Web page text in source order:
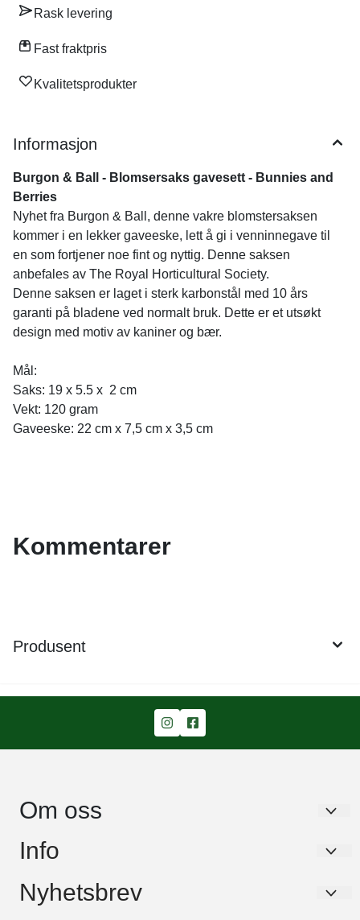
Rask levering
Fast fraktpris
Kvalitetsprodukter
Informasjon
Burgon & Ball - Blomsersaks gavesett - Bunnies and
Berries
Nyhet fra Burgon & Ball, denne vakre blomstersaksen
kommer i en lekker gaveeske, lett å gi i venninnegave til
en som fortjener noe fint og nyttig. Denne saksen
anbefales av The Royal Horticultural Society.
Denne saksen er laget i sterk karbonstål med 10 års
garanti på bladene ved normalt bruk. Dette er et utsøkt
design med motiv av kaniner og bær.
Mål:
Saks: 19 x 5.5 x 2 cm
Vekt: 120 gram
Gaveeske: 22 cm x 7,5 cm x 3,5 cm
Kommentarer
Produsent
Om oss
Garden Living AS
1462 Fjellhamar
Info
Om oss
Nyhetsbrev